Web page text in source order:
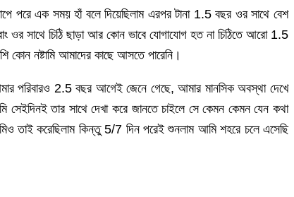
পরে এক সময় হাঁ বলে দিয়েছিলাম এরপর টানা 1.5 বছর ওর সাথে বেশ
ওর সাথে চিঠি ছাড়া আর কোন ভাবে যোগাযোগ হত না চিঠিতে আরো 1.5
কোন নষ্টামি আমাদের কাছে আসতে পারেনি।
পরিবারও 2.5 বছর আগেই জেনে গেছে, আমার মানসিক অবস্থা দেখে
সেইদিনই তার সাথে দেখা করে জানতে চাইলে সে কেমন কেমন যেন কথা
তাই করেছিলাম কিন্তু 5/7 দিন পরেই শুনলাম আমি শহরে চলে এসেছি